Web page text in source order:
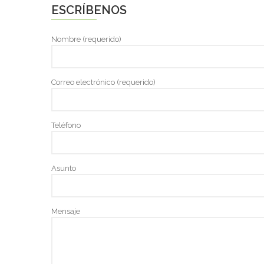
ESCRÍBENOS
Nombre (requerido)
Correo electrónico (requerido)
Teléfono
Asunto
Mensaje